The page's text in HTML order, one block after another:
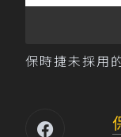
保時捷未採用